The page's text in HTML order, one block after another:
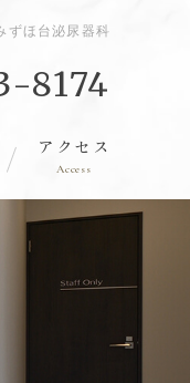
ずほ台泌尿器科
8174
アクセス
Access